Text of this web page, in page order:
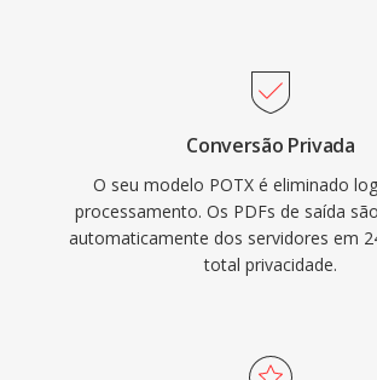
Conversão Privada
O seu modelo POTX é eliminado
processamento. Os PDFs de saída
automaticamente dos servidores em
total privacidade.